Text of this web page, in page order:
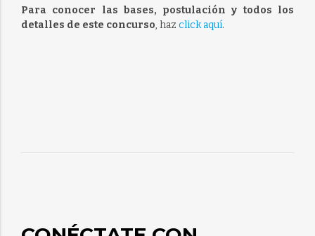
Para conocer las bases, postulación y todos los
detalles de este concurso, haz click aquí.